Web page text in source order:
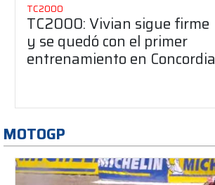
TC2000
TC2000: Vivian sigue firme
y se quedó con el primer
entrenamiento en Concordia
MOTOGP